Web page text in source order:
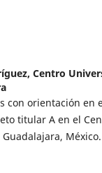
Centro
con orientación en
titular A en el
México.